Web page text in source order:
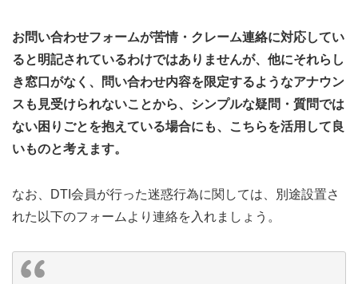
お問い合わせフォームが苦情・クレーム連絡に対応してい
ると明記されているわけではありませんが、他にそれらし
き窓口がなく、問い合わせ内容を限定するようなアナウン
スも見受けられないことから、シンプルな疑問・質問では
ない困りごとを抱えている場合にも、こちらを活用して良
いものと考えます。
なお、DTI会員が行った迷惑行為に関しては、別途設置さ
れた以下のフォームより連絡を入れましょう。